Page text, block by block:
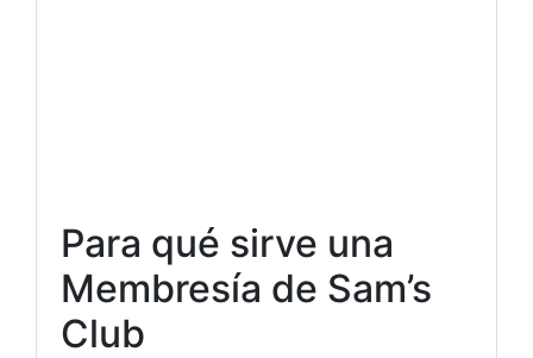
Para qué sirve una
Membresía de Sam’s
Club